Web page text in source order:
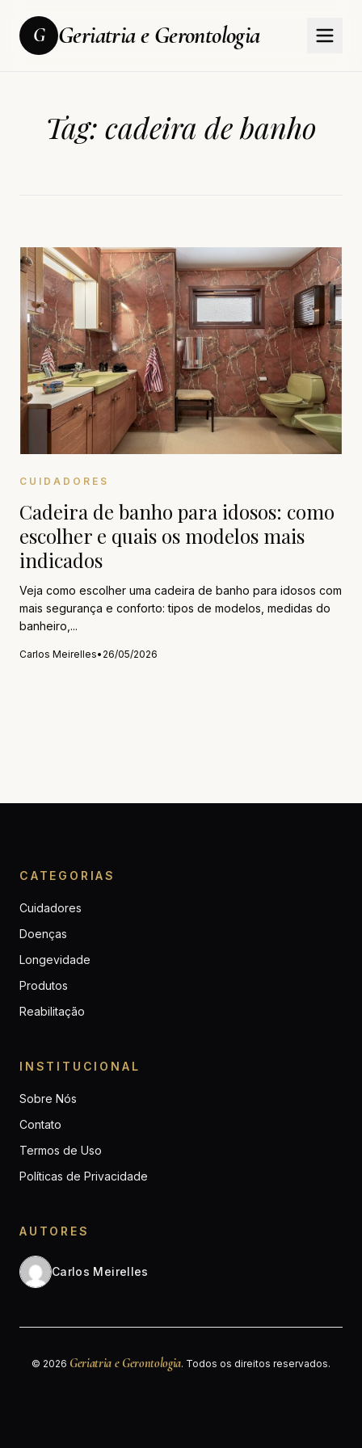
G Geriatria e Gerontologia
Tag: cadeira de banho
CUIDADORES
Cadeira de banho para idosos: como
escolher e quais os modelos mais
indicados
Veja como escolher uma cadeira de banho para idosos com
mais segurança e conforto: tipos de modelos, medidas do
banheiro,...
Carlos Meirelles• 26/05/2026
CATEGORIAS
Cuidadores
Doenças
Longevidade
Produtos
Reabilitação
INSTITUCIONAL
Sobre Nós
Contato
Termos de Uso
Políticas de Privacidade
AUTORES
Carlos Meirelles
© 2026 Geriatria e Gerontologia. Todos os direitos reservados.